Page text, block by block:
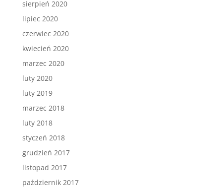
sierpień 2020
lipiec 2020
czerwiec 2020
kwiecień 2020
marzec 2020
luty 2020
luty 2019
marzec 2018
luty 2018
styczeń 2018
grudzień 2017
listopad 2017
październik 2017